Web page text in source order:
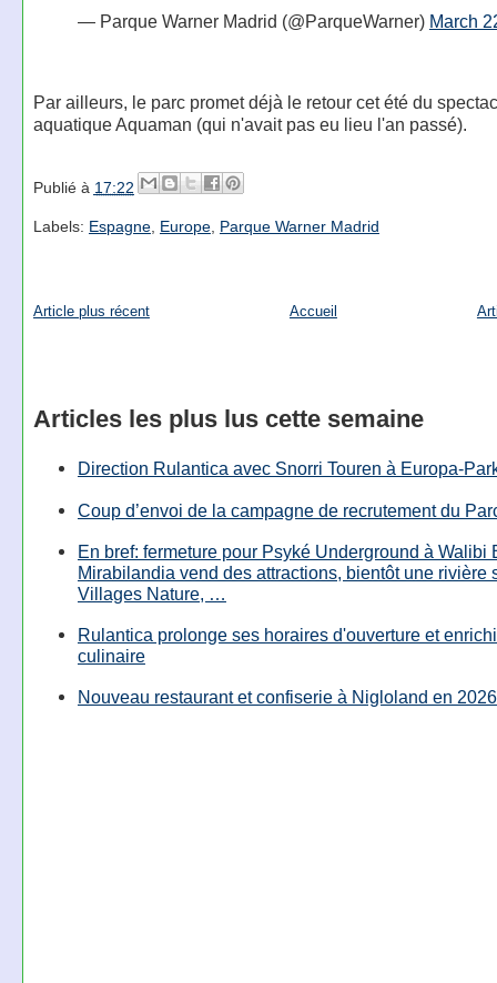
— Parque Warner Madrid (@ParqueWarner) March
Par ailleurs, le parc promet déjà le retour cet été du
aquatique Aquaman (qui n'avait pas eu lieu l'an passé).
Publié à 17:22
Labels: Espagne, Europe, Parque Warner Madrid
Article plus récent Accueil
Articles les plus lus cette semaine
Direction Rulantica avec Snorri Touren à Europa-
Coup d’envoi de la campagne de recrutement du
En bref: fermeture pour Psyké Underground à Walibi
Mirabilandia vend des attractions, bientôt une rivière
Villages Nature, …
Rulantica prolonge ses horaires d'ouverture et
culinaire
Nouveau restaurant et confiserie à Nigloland en 2026